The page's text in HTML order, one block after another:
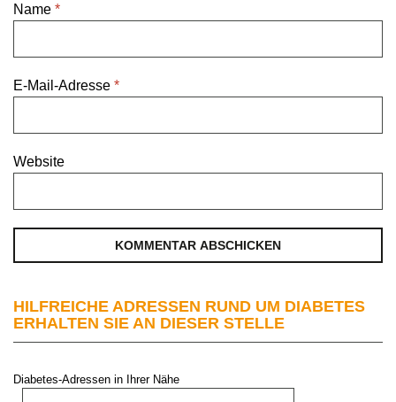
Name *
E-Mail-Adresse *
Website
HILFREICHE ADRESSEN RUND UM DIABETES
ERHALTEN SIE AN DIESER STELLE
Diabetes-Adressen in Ihrer Nähe